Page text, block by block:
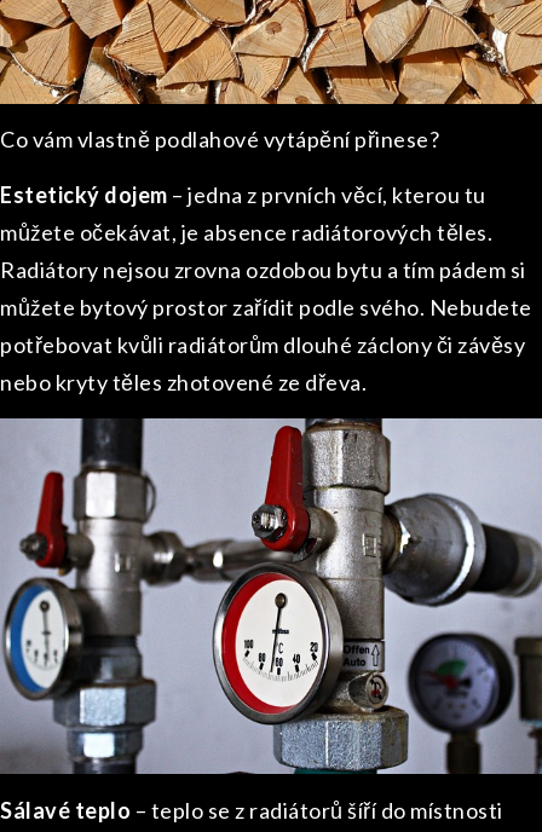
Co vám vlastně podlahové vytápění přinese?
Estetický dojem – jedna z prvních věcí, kterou tu
můžete očekávat, je absence radiátorových těles.
Radiátory nejsou zrovna ozdobou bytu a tím pádem si
můžete bytový prostor zařídit podle svého. Nebudete
potřebovat kvůli radiátorům dlouhé záclony či závěsy
nebo kryty těles zhotovené ze dřeva.
Sálavé teplo – teplo se z radiátorů šíří do místnosti